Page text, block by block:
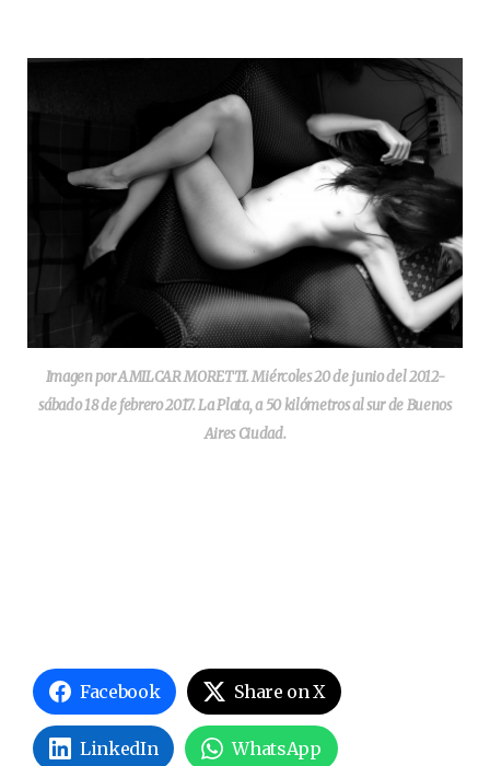
Imagen por AMILCAR MORETTI. Miércoles 20 de junio del 2012-
sábado 18 de febrero 2017. La Plata, a 50 kilómetros al sur de Buenos
Aires Ciudad.
Facebook Share on X
LinkedIn WhatsApp